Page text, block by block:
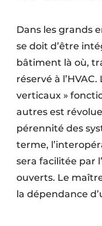
Dans les grands
se doit d’être
bâtiment là où,
réservé à
verticaux »
autres est
pérennité des
terme,
sera facilitée par
ouverts. Le
la dépendance